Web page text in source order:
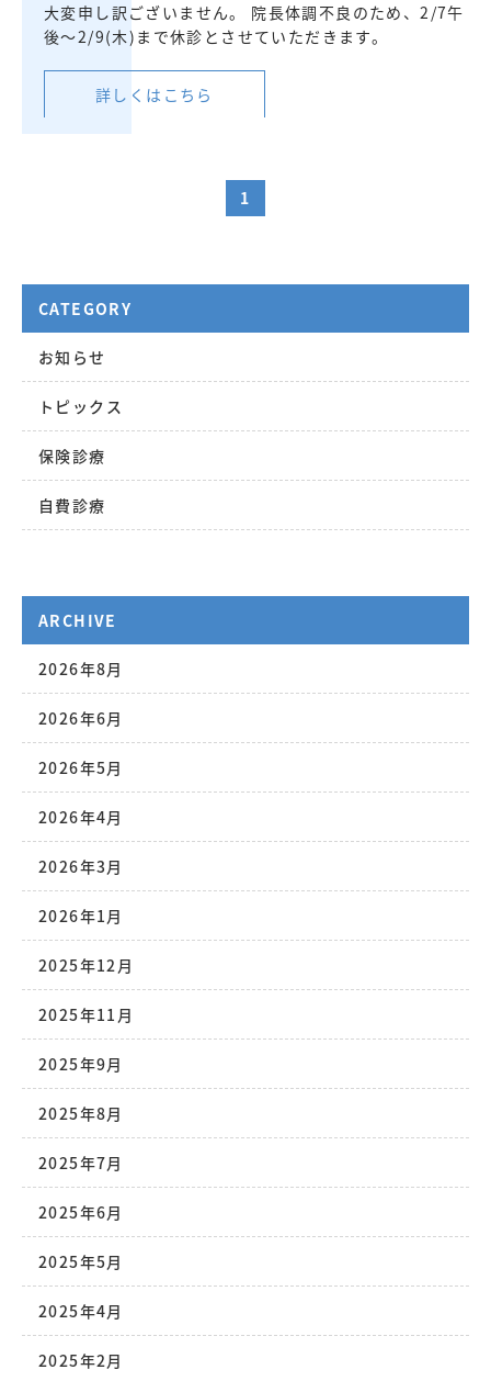
大変申し訳ございません。 院長体調不良のため、2/7午
後～2/9(木)まで休診とさせていただきます。
詳しくはこちら
1
CATEGORY
お知らせ
トピックス
保険診療
自費診療
ARCHIVE
2026年8月
2026年6月
2026年5月
2026年4月
2026年3月
2026年1月
2025年12月
2025年11月
2025年9月
2025年8月
2025年7月
2025年6月
2025年5月
2025年4月
2025年2月